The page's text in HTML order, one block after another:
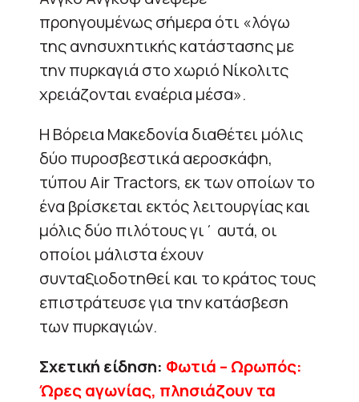
προηγουμένως σήμερα ότι «λόγω
της ανησυχητικής κατάστασης με
την πυρκαγιά στο χωριό Νίκολιτς
χρειάζονται εναέρια μέσα».
Η Βόρεια Μακεδονία διαθέτει μόλις
δύο πυροσβεστικά αεροσκάφη,
τύπου Air Tractors, εκ των οποίων το
ένα βρίσκεται εκτός λειτουργίας και
μόλις δύο πιλότους γι΄ αυτά, οι
οποίοι μάλιστα έχουν
συνταξιοδοτηθεί και το κράτος τους
επιστράτευσε για την κατάσβεση
των πυρκαγιών.
Σχετική είδηση: Φωτιά – Ωρωπός:
Ώρες αγωνίας, πλησιάζουν τα